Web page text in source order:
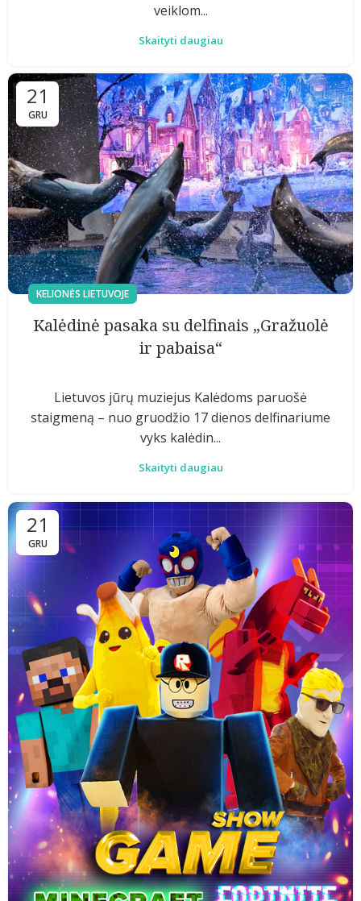
veiklom...
Skaityti daugiau
21
GRU
KELIONĖS LIETUVOJE
Kalėdinė pasaka su delfinais „Gražuolė
ir pabaisa“
Lietuvos jūrų muziejus Kalėdoms paruošė
staigmeną – nuo gruodžio 17 dienos delfinariume
vyks kalėdin...
Skaityti daugiau
21
GRU